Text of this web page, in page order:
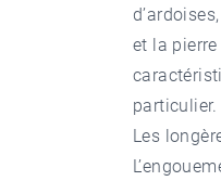
et la
particulier.
Les